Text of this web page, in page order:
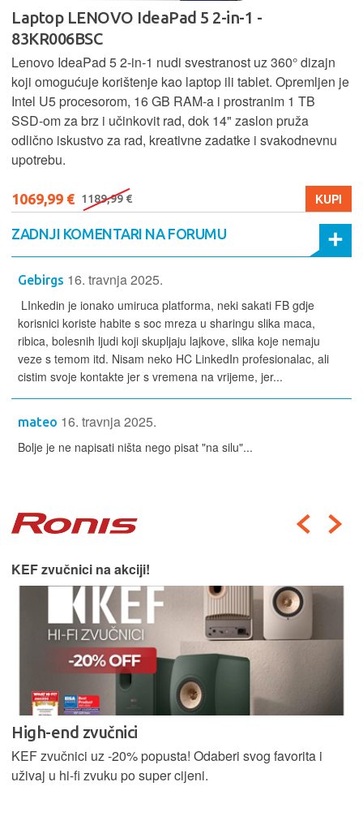
Laptop LENOVO IdeaPad 5 2-in-1 -
83KR006BSC
Lenovo IdeaPad 5 2‑in‑1 nudi svestranost uz 360° dizajn
koji omogućuje korištenje kao laptop ili tablet. Opremljen je
Intel U5 procesorom, 16 GB RAM-a i prostranim 1 TB
SSD‑om za brz i učinkovit rad, dok 14" zaslon pruža
odlično iskustvo za rad, kreativne zadatke i svakodnevnu
upotrebu.
1069,99 € 1189,99 € KUPI
ZADNJI KOMENTARI NA FORUMU
Gebirgs 16. travnja 2025.
LInkedin je ionako umiruca platforma, neki sakati FB gdje
korisnici koriste habite s soc mreza u sharingu slika maca,
ribica, bolesnih ljudi koji skupljaju lajkove, slika koje nemaju
veze s temom itd. Nisam neko HC LinkedIn profesionalac, ali
cistim svoje kontakte jer s vremena na vrijeme, jer...
mateo 16. travnja 2025.
Bolje je ne napisati ništa nego pisat "na silu"...
KEF zvučnici na akciji!
High-end zvučnici
KEF zvučnici uz -20% popusta! Odaberi svog favorita i
uživaj u hi-fi zvuku po super cijeni.